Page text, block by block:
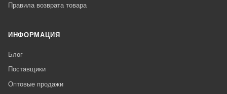
Правила возврата товара
ИНФОРМАЦИЯ
Блог
Поставщики
Оптовые продажи